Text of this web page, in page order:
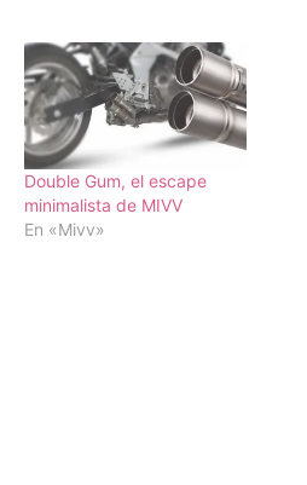
Double Gum, el escape
minimalista de MIVV
En «Mivv»